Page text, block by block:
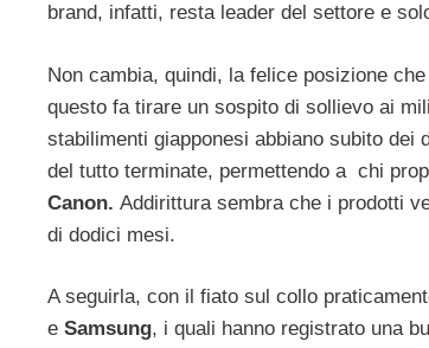
brand, infatti, resta leader del settore e
Non cambia, quindi, la felice posizione
questo fa tirare un sospito di sollievo ai
stabilimenti giapponesi abbiano subito
del tutto terminate, permettendo a chi
Canon. Addirittura sembra che i prodotti
di dodici mesi.
A seguirla, con il fiato sul collo
e Samsung, i quali hanno registrato una